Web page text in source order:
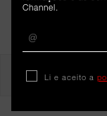
Channel.
Li e aceito a